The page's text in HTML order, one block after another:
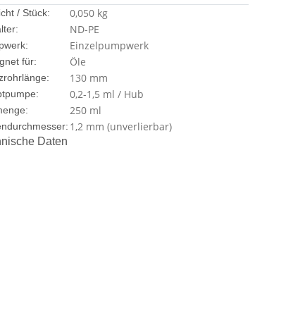
Daten
/ Stück: 0,050 kg
ND-PE
Einzelpumpwerk
für: Öle
130 mm
0,2-1,5 ml / Hub
250 ml
1,2 mm (unverlierbar)